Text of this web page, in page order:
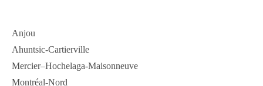
Anjou
Ahuntsic-Cartierville
Mercier–Hochelaga-Maisonneuve
Montréal-Nord